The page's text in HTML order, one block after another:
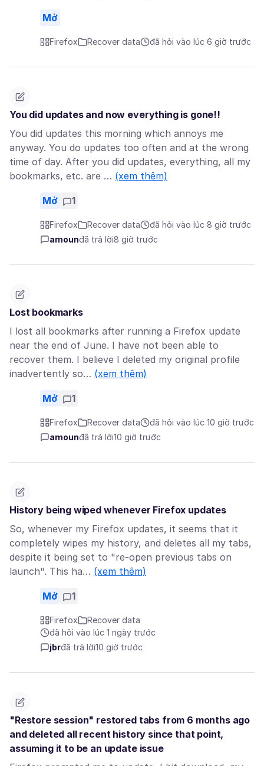
Mở
Firefox Recover data đã hỏi vào lúc 6 giờ trước
You did updates and now everything is gone!!
You did updates this morning which annoys me
anyway. You do updates too often and at the wrong
time of day. After you did updates, everything, all my
bookmarks, etc. are … (xem thêm)
Mở 1
Firefox Recover data
đã hỏi vào lúc 8 giờ trước
amounđã trả lời8 giờ trước
Lost bookmarks
I lost all bookmarks after running a Firefox update
near the end of June. I have not been able to
recover them. I believe I deleted my original profile
inadvertently so… (xem thêm)
Mở 1
Firefox Recover data
đã hỏi vào lúc 10 giờ trước
amounđã trả lời10 giờ trước
History being wiped whenever Firefox updates
So, whenever my Firefox updates, it seems that it
completely wipes my history, and deletes all my tabs,
despite it being set to "re-open previous tabs on
launch". This ha… (xem thêm)
Mở 1
Firefox
Recover data
đã hỏi vào lúc 1 ngày trước
jbrđã trả lời10 giờ trước
"Restore session" restored tabs from 6 months ago
and deleted all recent history since that point,
assuming it to be an update issue